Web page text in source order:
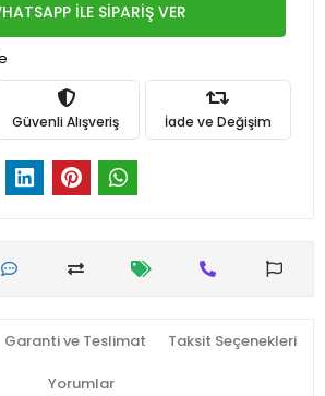
İLE SİPARİŞ VER
Güvenli Alışveriş İade ve Değişim
Garanti ve Teslimat Taksit Seçenekleri
Yorumlar